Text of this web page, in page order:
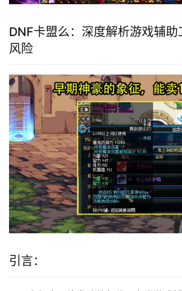
DNF卡盟么：深度解析游戏辅助
风险
引言：